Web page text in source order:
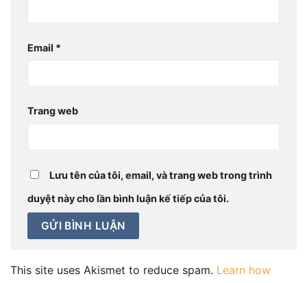
Email *
Trang web
Lưu tên của tôi, email, và trang web trong trình
duyệt này cho lần bình luận kế tiếp của tôi.
This site uses Akismet to reduce spam. Learn how